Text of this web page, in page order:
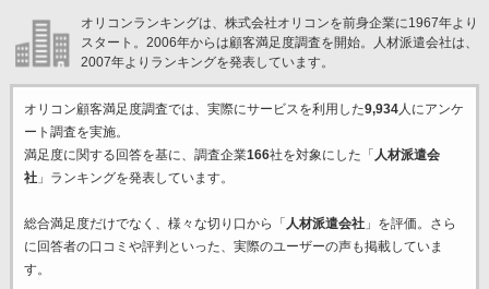
オリコンランキングは、株式会社オリコンを前身企業に1967年より
スタート。2006年からは顧客満足度調査を開始。人材派遣会社は、
2007年よりランキングを発表しています。
オリコン顧客満足度調査では、実際にサービスを利用した9,934人にアンケ
ート調査を実施。
満足度に関する回答を基に、調査企業166社を対象にした「 人材派遣会
社」ランキングを発表しています。
総合満足度だけでなく、様々な切り口から「 人材派遣会社」を評価。さら
に回答者の口コミや評判といった、実際のユーザーの声も掲載していま
す。